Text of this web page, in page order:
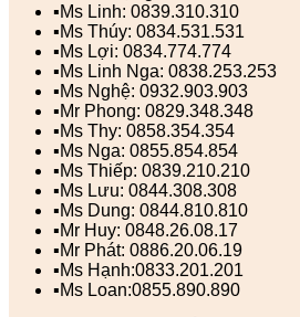
▪️Ms Linh: 0839.310.310
▪️Ms Thúy: 0834.531.531
▪️Ms Lợi: 0834.774.774
▪️Ms Linh Nga: 0838.253.253
▪️Ms Nghệ: 0932.903.903
▪️Mr Phong: 0829.348.348
▪️Ms Thy: 0858.354.354
▪️Ms Nga: 0855.854.854
▪️Ms Thiếp: 0839.210.210
▪️Ms Lưu: 0844.308.308
▪️Ms Dung: 0844.810.810
▪️Mr Huy: 0848.26.08.17
▪️Mr Phát: 0886.20.06.19
▪️Ms Hạnh:0833.201.201
▪️Ms Loan:0855.890.890